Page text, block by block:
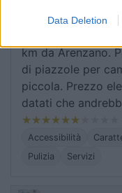
Data Deletion
Comodo da
km da Arenzano.
di piazzole per
piccola. Prezzo
datati che
Accessibilità
Pulizia
Servizi